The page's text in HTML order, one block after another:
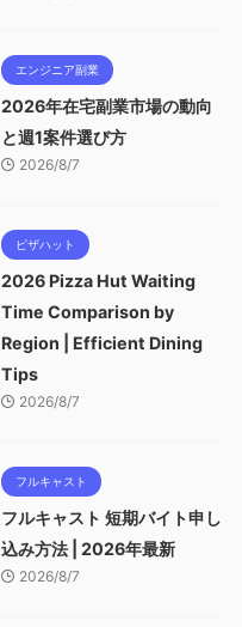
エンジニア副業
2026年在宅副業市場の動向
と週1案件選び方
2026/8/7
ピザハット
2026 Pizza Hut Waiting
Time Comparison by
Region | Efficient Dining
Tips
2026/8/7
フルキャスト
フルキャスト 短期バイト申し
込み方法 | 2026年最新
2026/8/7